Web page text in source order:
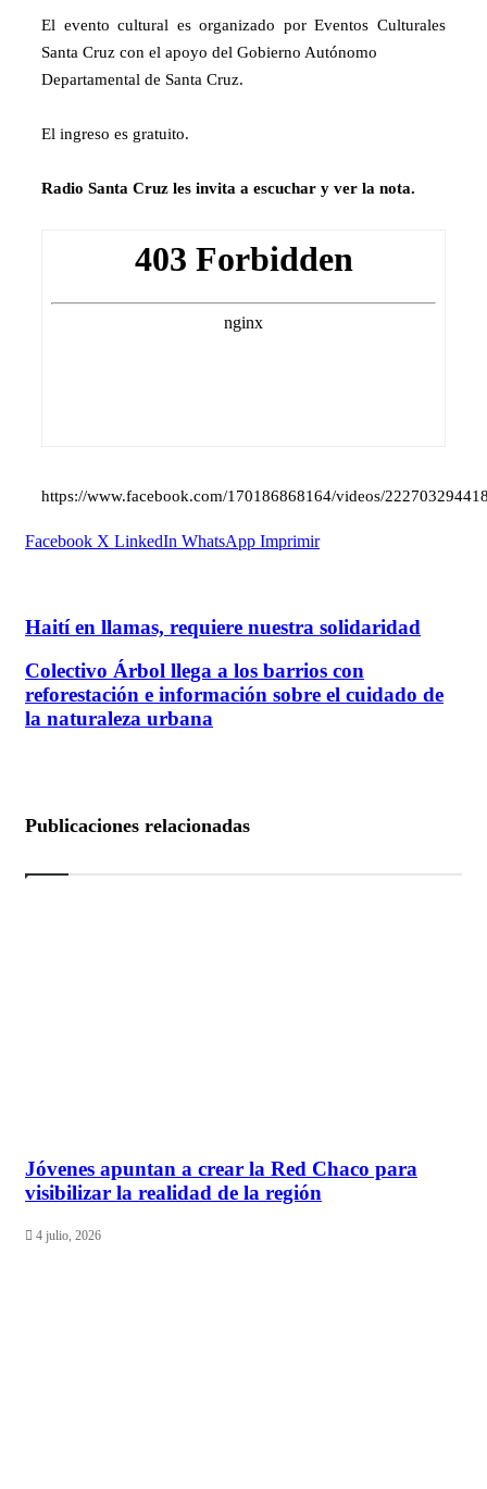
El evento cultural es organizado por Eventos Culturales
Santa Cruz con el apoyo del Gobierno Autónomo
Departamental de Santa Cruz.
El ingreso es gratuito.
Radio Santa Cruz les invita a escuchar y ver la nota.
https://www.facebook.com/170186868164/videos/
Facebook X LinkedIn WhatsApp Imprimir
Haití en llamas, requiere nuestra solidaridad
Haití en llamas, requiere nuestra solidaridad
Colectivo Árbol llega a los barrios con reforestación e
información sobre el cuidado de la naturaleza urbana
Colectivo Árbol llega a los barrios con
reforestación e información sobre el cuidado de
la naturaleza urbana
Publicaciones relacionadas
Jóvenes apuntan a crear la Red Chaco para
visibilizar la realidad de la región
4 julio, 2026